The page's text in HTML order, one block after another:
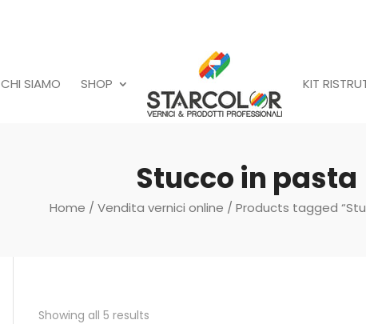
CHI SIAMO SHOP KIT
Stucco in pasta
Home / Vendita vernici online / Products tagged
Showing all 5 results